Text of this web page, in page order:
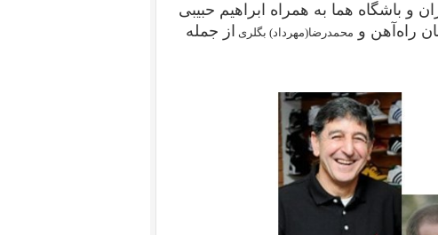
و باشگاه هما به همراه ابراهیم حبیبی
راه‌آهن و محمدرضا(مهرداد) بگلری از جمله